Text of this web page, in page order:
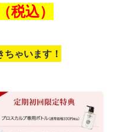
税込）
ゃいます！